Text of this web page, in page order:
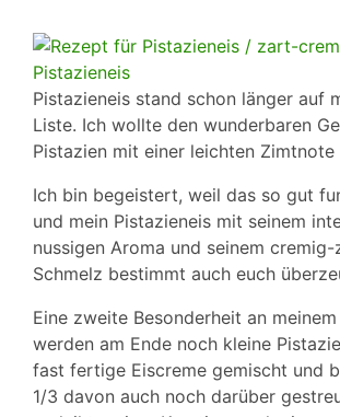
Pistazieneis stand schon länger auf
Liste. Ich wollte den wunderbaren
Pistazien mit einer leichten Zimtnote
Ich bin begeistert, weil das so gut
und mein Pistazieneis mit seinem
nussigen Aroma und seinem
Schmelz bestimmt auch euch
Eine zweite Besonderheit an
werden am Ende noch kleine
fast fertige Eiscreme gemischt und
1/3 davon auch noch darüber